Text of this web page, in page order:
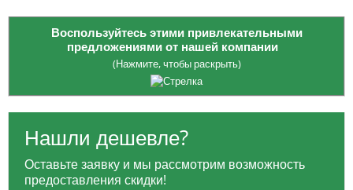
Воспользуйтесь этими привлекательными
предложениями от нашей компании
(Нажмите, чтобы раскрыть)
Опция приобретенияЗАГОТОВОК: платите только за
Для жителей Москвы:
ТТК для заказов от 100 тысяч рублей.
Нашли дешевле?
Оставьте заявку и мы рассмотрим возможность
предоставления скидки!